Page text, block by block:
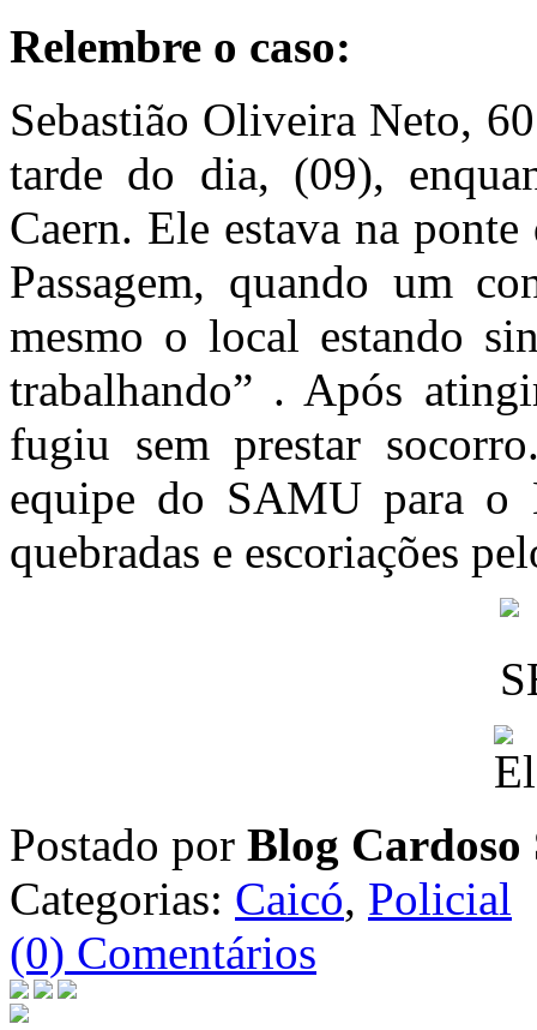
Relembre o caso:
Sebastião Oliveira Neto,
tarde do dia, (09),
Caern. Ele estava na
Passagem, quando um
mesmo o local estando
trabalhando” . Após
fugiu sem prestar
equipe do SAMU para o
quebradas e escoriações
Postado por Blog Cardoso
Categorias: Caicó, Policial
(0) Comentários